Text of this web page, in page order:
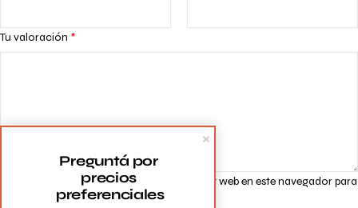
Tu valoración *
Guarda mi nombre, correo electrónico y web en este navegador para
la próxima vez que comente.
Preguntá por
precios
preferenciales